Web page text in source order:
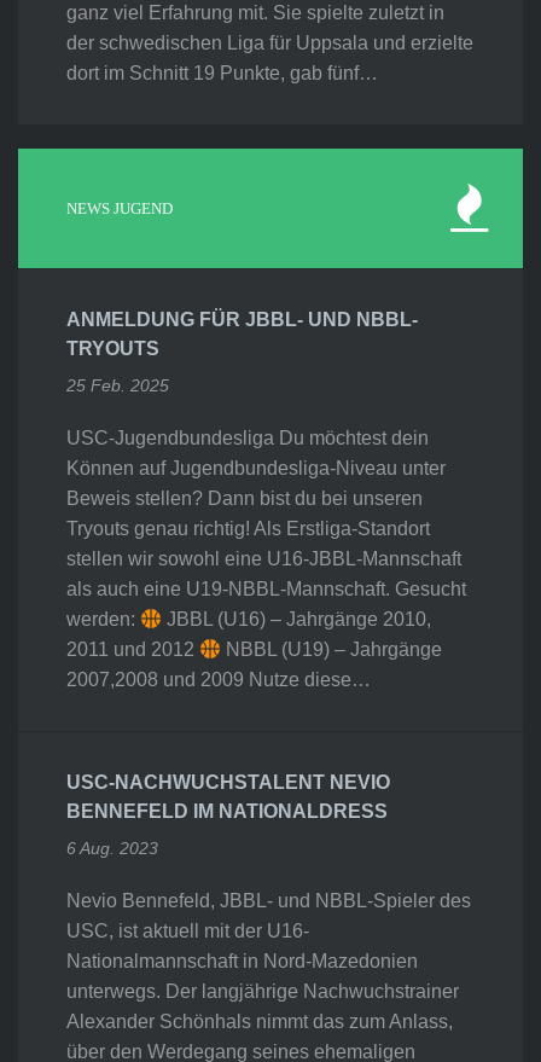
ganz viel Erfahrung mit. Sie spielte zuletzt in
der schwedischen Liga für Uppsala und erzielte
dort im Schnitt 19 Punkte, gab fünf…
NEWS JUGEND
ANMELDUNG FÜR JBBL- UND NBBL-
TRYOUTS
25 Feb. 2025
USC-Jugendbundesliga Du möchtest dein
Können auf Jugendbundesliga-Niveau unter
Beweis stellen? Dann bist du bei unseren
Tryouts genau richtig! Als Erstliga-Standort
stellen wir sowohl eine U16-JBBL-Mannschaft
als auch eine U19-NBBL-Mannschaft. Gesucht
werden:
JBBL (U16) – Jahrgänge 2010,
2011 und 2012
NBBL (U19) – Jahrgänge
2007,2008 und 2009 Nutze diese…
USC-NACHWUCHSTALENT NEVIO
BENNEFELD IM NATIONALDRESS
6 Aug. 2023
Nevio Bennefeld, JBBL- und NBBL-Spieler des
USC, ist aktuell mit der U16-
Nationalmannschaft in Nord-Mazedonien
unterwegs. Der langjährige Nachwuchstrainer
Alexander Schönhals nimmt das zum Anlass,
über den Werdegang seines ehemaligen